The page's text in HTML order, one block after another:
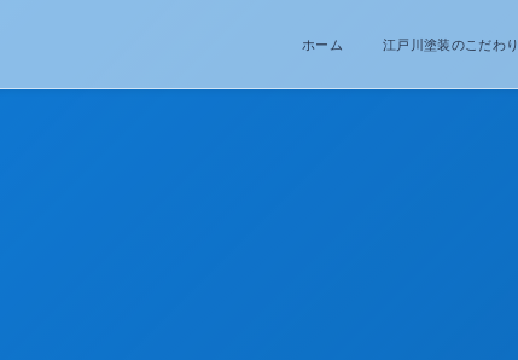
ホーム 江戸川塗装のこだわり